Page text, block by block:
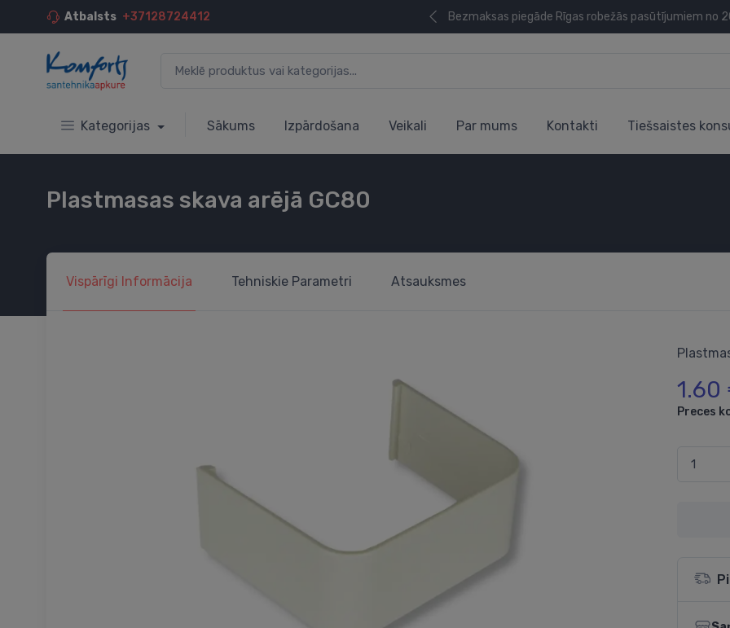
Atbalsts +37128724412 Bezmaksas piegāde Rīgas robežās pasūtījumiem no
Kategorijas Sākums Izpārdošana Veikali Par mums Kontakti Tiešsaistes
Plastmasas skava arējā GC80
Vispārīgi Informācija Tehniskie Parametri Atsauksmes
1.60
Preces